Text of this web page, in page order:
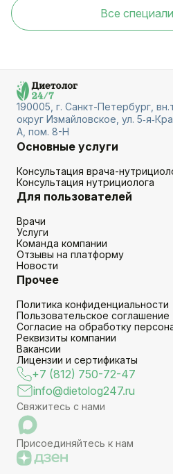
Все
190005, г. Санкт-Петербург,
округ Измайловское, ул.
А, пом. 8-Н
Основные услуги
Консультация врача-
Консультация нутрициолога
Для пользователей
Врачи
Услуги
Команда компании
Отзывы на платформу
Новости
Прочее
Политика конфиденциальности
Пользовательское соглашение
Согласие на обработку
Реквизиты компании
Вакансии
Лицензии и сертификаты
+7 (812) 750-72-47
info@dietolog247.ru
Свяжитесь с нами
Присоединяйтесь к нам